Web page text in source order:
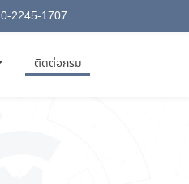
0-2245-1707 .
ติดต่อกรม